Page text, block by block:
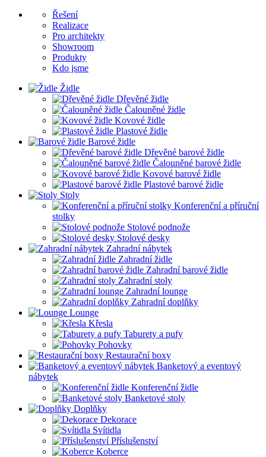
Řešení
Realizace
Pro architekty
Showroom
Produkty
Kdo jsme
Židle
Dřevěné židle
Čalouněné židle
Kovové židle
Plastové židle
Barové židle
Dřevěné barové židle
Čalouněné barové židle
Kovové barové židle
Plastové barové židle
Stoly
Konferenční a příruční
stolky
Stolové podnože
Stolové desky
Zahradní nábytek
Zahradní židle
Zahradní barové židle
Zahradní stoly
Zahradní lounge
Zahradní doplňky
Lounge
Křesla
Taburety a pufy
Pohovky
Restaurační boxy
Banketový a eventový
nábytek
Konferenční židle
Banketové stoly
Doplňky
Dekorace
Svítidla
Příslušenství
Koberce